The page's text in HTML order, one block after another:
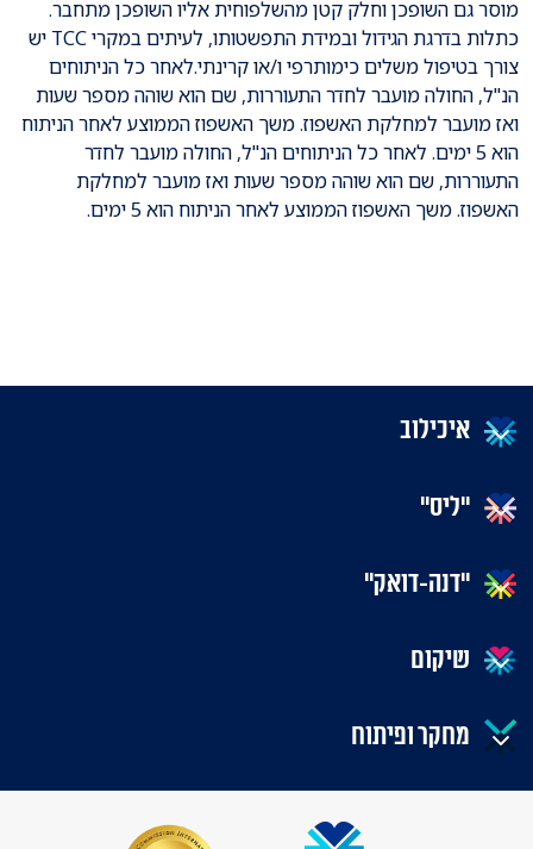
מוסר גם השופכן וחלק קטן מהשלפוחית אליו השופכן מתחבר.
כתלות בדרגת הגידול ובמידת התפשטותו, לעיתים במקרי TCC יש
צורך בטיפול משלים כימותרפי ו/או קרינתי.לאחר כל הניתוחים
הנ"ל, החולה מועבר לחדר התעוררות, שם הוא שוהה מספר שעות
ואז מועבר למחלקת האשפוז. משך האשפוז הממוצע לאחר הניתוח
הוא 5 ימים. לאחר כל הניתוחים הנ"ל, החולה מועבר לחדר
התעוררות, שם הוא שוהה מספר שעות ואז מועבר למחלקת
האשפוז. משך האשפוז הממוצע לאחר הניתוח הוא 5 ימים.
איכילוב
"ליס"
"דנה-דואק"
שיקום
מחקר ופיתוח